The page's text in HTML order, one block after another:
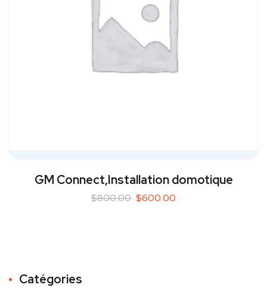
GM Connect,Installation domotique
$800.00 $600.00
Catégories